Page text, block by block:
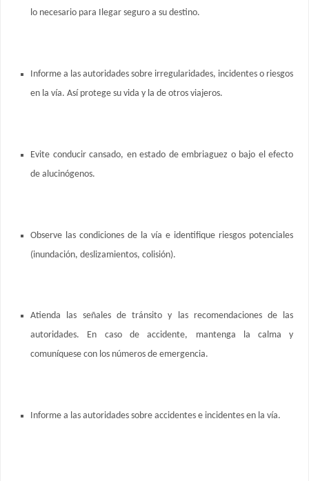
lo necesario para Ilegar seguro a su destino.
Informe a las autoridades sobre irregularidades, incidentes o riesgos
en la vía. Así protege su vida y la de otros viajeros.
Evite conducir cansado, en estado de embriaguez o bajo el efecto
de alucinógenos.
Observe las condiciones de la vía e identifique riesgos potenciales
(inundación, deslizamientos, colisión).
Atienda las señales de tránsito y las recomendaciones de las
autoridades. En caso de accidente, mantenga la calma y
comuníquese con los números de emergencia.
Informe a las autoridades sobre accidentes e incidentes en la vía.